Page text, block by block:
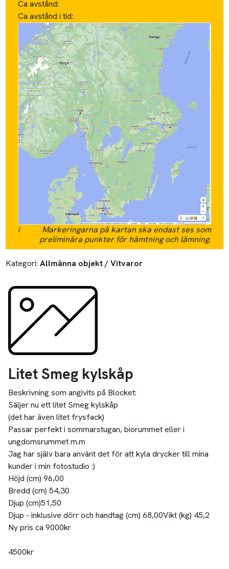
Ca avstånd:
Ca avstånd i tid:
i
Markeringarna på kartan ska endast ses som
preliminära punkter för hämtning och lämning.
Kategori: Allmänna objekt / Vitvaror
Litet Smeg kylskåp
Beskrivning som angivits på Blocket:
Säljer nu ett litet Smeg kylskåp
(det har även litet frysfack)
Passar perfekt i sommarstugan, biorummet eller i
ungdomsrummet m.m
Jag har själv bara använt det för att kyla drycker till mina
kunder i min fotostudio :)
Höjd (cm) 96,00
Bredd (cm) 54,30
Djup (cm)51,50
Djup - inklusive dörr och handtag (cm) 68,00Vikt (kg) 45,2
Ny pris ca 9000kr
4500kr